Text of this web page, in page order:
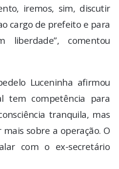
iremos, sim, discutir
cargo de prefeito e para
comentou
Luceninha afirmou
tem competência para
tranquila, mas
sobre a operação. O
com o ex-secretário